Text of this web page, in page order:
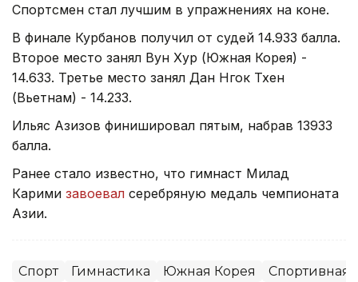
Спортсмен стал лучшим в упражнениях на коне.
В финале Курбанов получил от судей 14.933 балла.
Второе место занял Вун Хур (Южная Корея) -
14.633. Третье место занял Дан Нгок Тхен
(Вьетнам) - 14.233.
Ильяс Азизов финишировал пятым, набрав 13933
балла.
Ранее стало известно, что гимнаст Милад
Карими завоевал серебряную медаль чемпионата
Азии.
Спорт Гимнастика Южная Корея Спортивная